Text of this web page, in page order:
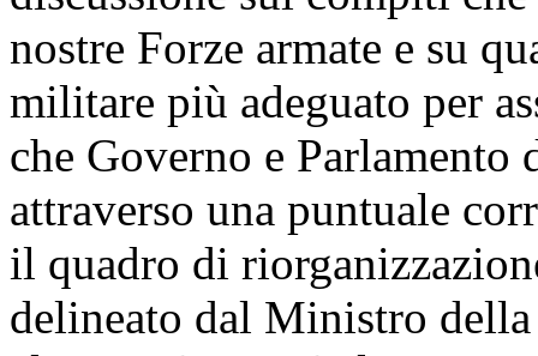
nostre Forze armate e su
militare più adeguato per
che Governo e
attraverso una puntuale
il quadro di
delineato dal Ministro